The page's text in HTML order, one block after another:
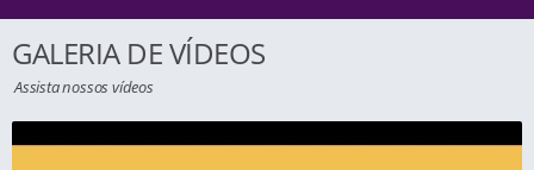
GALERIA DE VÍDEOS
Assista nossos vídeos